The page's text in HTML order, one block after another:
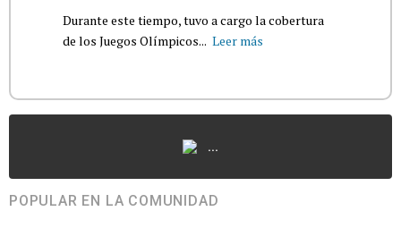
Durante este tiempo, tuvo a cargo la cobertura
de los Juegos Olímpicos... Leer más
...
POPULAR EN LA COMUNIDAD